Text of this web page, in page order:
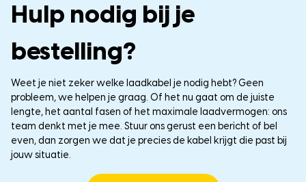
Hulp nodig bij je
bestelling?
Weet je niet zeker welke laadkabel je nodig hebt? Geen
probleem, we helpen je graag. Of het nu gaat om de juiste
lengte, het aantal fasen of het maximale laadvermogen: ons
team denkt met je mee. Stuur ons gerust een bericht of bel
even, dan zorgen we dat je precies de kabel krijgt die past bij
jouw situatie.